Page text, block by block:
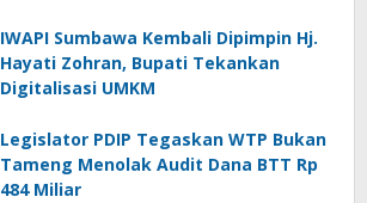
IWAPI Sumbawa Kembali Dipimpin Hj.
Hayati Zohran, Bupati Tekankan
Digitalisasi UMKM
Legislator PDIP Tegaskan WTP Bukan
Tameng Menolak Audit Dana BTT Rp
484 Miliar